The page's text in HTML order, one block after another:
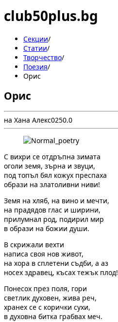
club50plus.bg
Секции/
Статии/
Творчество/
Поезия/
Орис
Орис
на Хана Алекс0250.0
С вихри се отдръпна зимата
оголи земя, зърна и звуци,
под топъл бял кожух преспаха
образи на златоливни ниви!
Земя на хляб, на вино и мечти,
на прадядов глас и ширини,
прилумнал род, подирил мир
в образи на божии души.
В скрижали вехти
написа своя нов живот,
на хора в сплетени съдби, а аз
носех здравец, късах тежък плод!
Понесох през поля, гори
светлик духовен, жива реч,
хранех се с корички сухи,
в духовна битка грабвах меч.